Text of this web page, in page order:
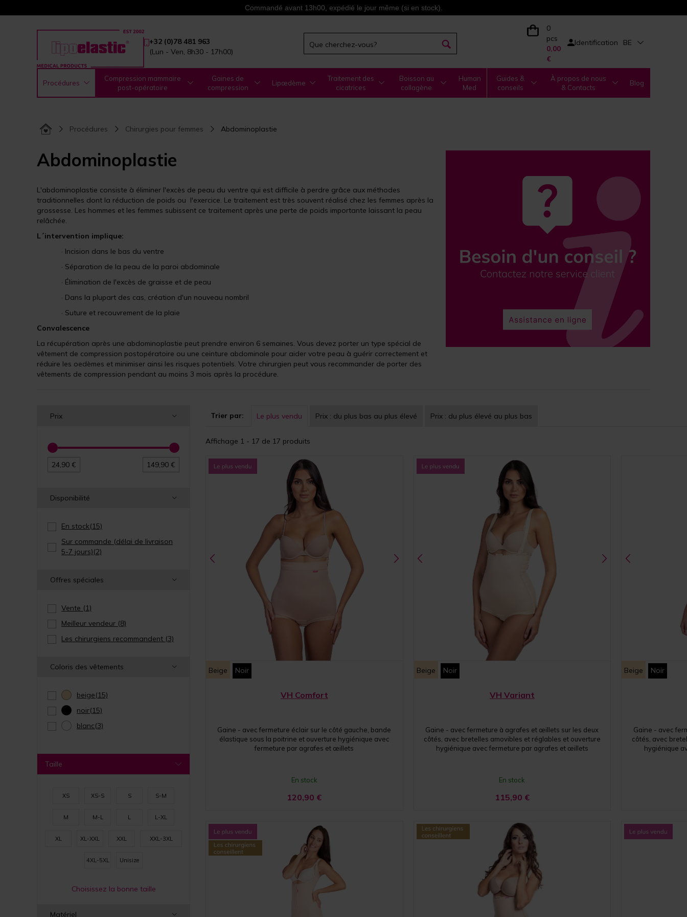
Commandé avant 13h00, expédié le jour même (si en stock).
+32 (0)78 481 963
(Lun - Ven, 8h30 - 17h00)
0
pcs
0,00
€
Identification BE
Procédures
Compression mammaire
post-opératoire
Gaines de
compression
Lipœdème
Traitement des
cicatrices
Boisson au
collagène
Human
Med
Guides &
conseils
À propos de nous
& Contacts
Blog
Procédures Chirurgies pour femmes Abdominoplastie
Abdominoplastie
L'abdominoplastie consiste à éliminer l'excès de peau du ventre qui est difficile à perdre grâce aux méthodes
traditionnelles dont la réduction de poids ou l'exercice. Le traitement est très souvent réalisé chez les femmes après la
grossesse. Les hommes et les femmes subissent ce traitement après une perte de poids importante laissant la peau
relâchée.
L´intervention implique:
· Incision dans le bas du ventre
· Séparation de la peau de la paroi abdominale
· Élimination de l'excès de graisse et de peau
· Dans la plupart des cas, création d'un nouveau nombril
· Suture et recouvrement de la plaie
Convalescence
La récupération après une abdominoplastie peut prendre environ 6 semaines. Vous devez porter un type spécial de
vêtement de compression postopératoire ou une ceinture abdominale pour aider votre peau à guérir correctement et
réduire les oedèmes et minimiser ainsi les risques potentiels. Votre chirurgien peut vous recommander de porter des
vêtements de compression pendant au moins 3 mois après la procédure.
Prix
24,90 € 149,90 €
Disponibilité
En stock(15)
Sur commande (délai de livraison
5-7 jours)(2)
Offres spéciales
Vente (1)
Meilleur vendeur (8)
Les chirurgiens recommandent (3)
Coloris des vêtements
beige(15)
noir(15)
blanc(3)
Taille
XS XS-S S S-M
M M-L L L-XL
XL XL-XXL XXL XXL-3XL
4XL-5XL Unisize
Choisissez la bonne taille
Matériel
Trier par: Le plus vendu Prix : du plus bas au plus élevé Prix : du plus élevé au plus bas
Affichage 1 - 17 de 17 produits
Beige Noir
VH Comfort
Gaine - avec fermeture éclair sur le côté gauche, bande
élastique sous la poitrine et ouverture hygiénique avec
fermeture par agrafes et œillets
En stock
120,90 €
Beige Noir
VH Variant
Gaine - avec fermeture à agrafes et œillets sur les deux
côtés, avec bretelles amovibles et réglables et ouverture
hygiénique avec fermeture par agrafes et œillets
En stock
115,90 €
Beige Noir
Gaine - avec
côtés, avec
hygiénique